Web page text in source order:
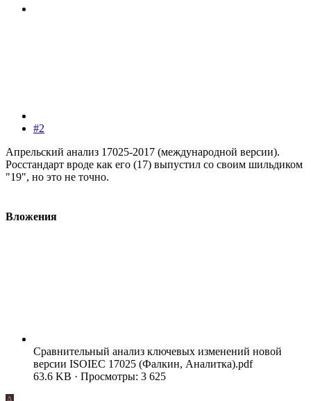
#2
Апрельский анализ 17025-2017 (международной версии).
Росстандарт вроде как его (17) выпустил со своим шильдиком
"19", но это не точно.
Вложения
Сравнительный анализ ключевых изменений новой
версии ISOIEC 17025 (Фалкин, Аналитка).pdf
63.6 KB · Просмотры: 3 625